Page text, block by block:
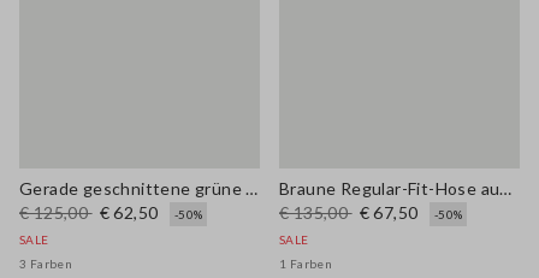
Gerade geschnittene grüne Baumwoll-Leinen-Mischhose mit normaler Passform
€ 125,00 € 62,50
-50%
SALE
3 Farben
Braune Regular-Fit-Hose aus Viskose-Mischung
€ 135,00 € 67,50
-50%
SALE
1 Farben